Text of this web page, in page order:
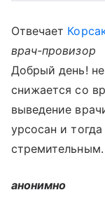
Отвечает
врач-провизор
Добрый день!
снижается со
выведение
урсосан и
анонимно